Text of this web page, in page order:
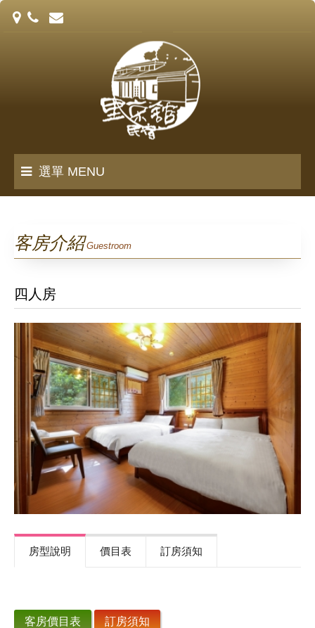
選單 MENU
客房介紹
訂房須知
服務設施
相簿剪影
週邊景點
交通位置
客房介紹 Guestroom
四人房
房型說明 價目表 訂房須知
客房價目表 訂房須知